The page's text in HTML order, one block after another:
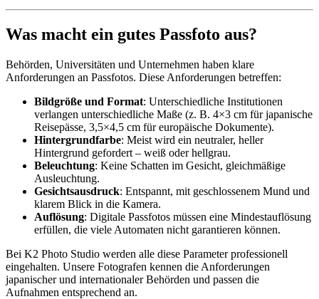
Was macht ein gutes Passfoto aus?
Behörden, Universitäten und Unternehmen haben klare
Anforderungen an Passfotos. Diese Anforderungen betreffen:
Bildgröße und Format: Unterschiedliche Institutionen
verlangen unterschiedliche Maße (z. B. 4×3 cm für japanische
Reisepässe, 3,5×4,5 cm für europäische Dokumente).
Hintergrundfarbe: Meist wird ein neutraler, heller
Hintergrund gefordert – weiß oder hellgrau.
Beleuchtung: Keine Schatten im Gesicht, gleichmäßige
Ausleuchtung.
Gesichtsausdruck: Entspannt, mit geschlossenem Mund und
klarem Blick in die Kamera.
Auflösung: Digitale Passfotos müssen eine Mindestauflösung
erfüllen, die viele Automaten nicht garantieren können.
Bei K2 Photo Studio werden alle diese Parameter professionell
eingehalten. Unsere Fotografen kennen die Anforderungen
japanischer und internationaler Behörden und passen die
Aufnahmen entsprechend an.